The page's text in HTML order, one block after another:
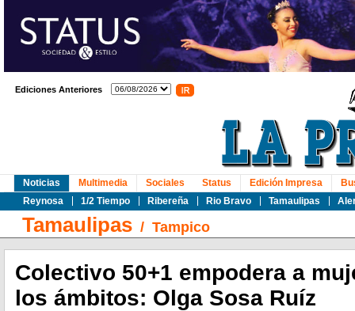
Ediciones Anteriores
Noticias
Reynosa
1/2 Tiempo Ribereña Rio Bravo Tamaulipas
Multimedia Sociales Status Edición Impresa
Tamaulipas / Tampico
Colectivo 50+1 empodera a
los ámbitos: Olga Sosa Ruíz